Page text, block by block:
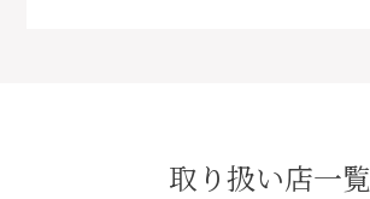
取り扱い店一覧